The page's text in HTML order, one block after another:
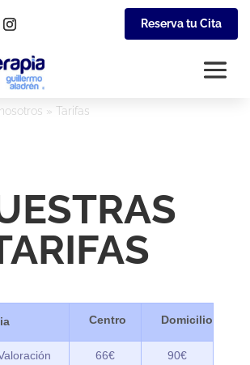
Reserva tu Cita
» Tarifas
66€ 90€